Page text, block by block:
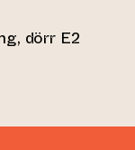
dörr E2